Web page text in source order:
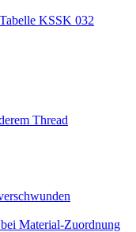
KSSK 032
Thread
Material-Zuordnung